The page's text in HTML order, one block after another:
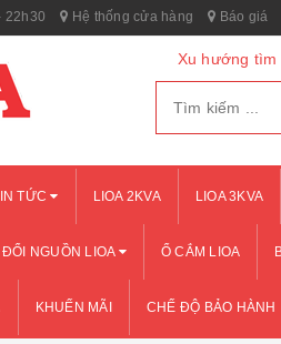
22h30 Hệ thống cửa hàng Báo giá
Xu hướng tìm
TỨC LIOA 2KVA LIOA 3KVA
ĐỔI NGUỒN LIOA Ổ CẮM LIOA
KHUẾN MÃI CHẾ ĐỘ BẢO HÀNH